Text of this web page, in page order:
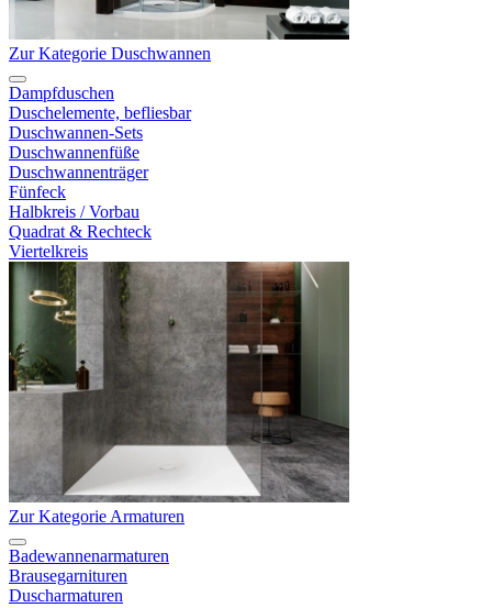
Zur Kategorie Duschwannen
Dampfduschen
Duschelemente, befliesbar
Duschwannen-Sets
Duschwannenfüße
Duschwannenträger
Fünfeck
Halbkreis / Vorbau
Quadrat & Rechteck
Viertelkreis
Zur Kategorie Armaturen
Badewannenarmaturen
Brausegarnituren
Duscharmaturen